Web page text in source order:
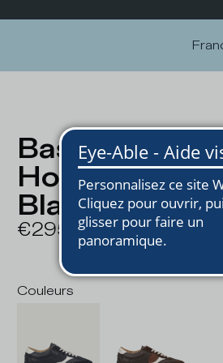
Baskets
Homme, Bleu
Blanc
€295
Couleurs